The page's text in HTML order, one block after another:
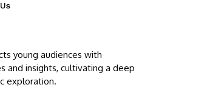
young audiences with
and insights, cultivating a deep
exploration.